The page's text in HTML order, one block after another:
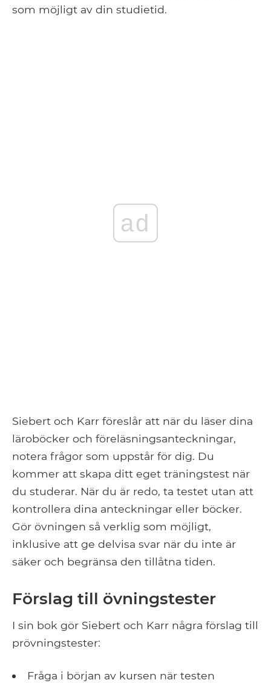
som möjligt av din studietid.
ad
Siebert och Karr föreslår att när du läser dina
läroböcker och föreläsningsanteckningar,
notera frågor som uppstår för dig. Du
kommer att skapa ditt eget träningstest när
du studerar. När du är redo, ta testet utan att
kontrollera dina anteckningar eller böcker.
Gör övningen så verklig som möjligt,
inklusive att ge delvisa svar när du inte är
säker och begränsa den tillåtna tiden.
Förslag till övningstester
I sin bok gör Siebert och Karr några förslag till
prövningstester:
Fråga i början av kursen när testen